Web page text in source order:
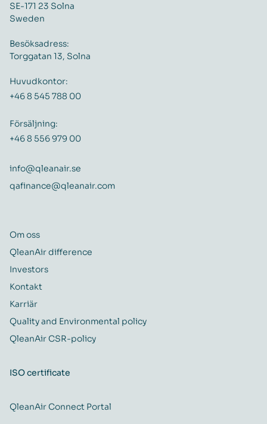
SE-171 23 Solna
Sweden
Besöksadress:
Torggatan 13, Solna
Huvudkontor:
+46 8 545 788 00
Försäljning:
+46 8 556 979 00
info@qleanair.se
qafinance@qleanair.com
Om oss
QleanAir difference
Investors
Kontakt
Karriär
Quality and Environmental policy
QleanAir CSR-policy
ISO certificate
QleanAir Connect Portal